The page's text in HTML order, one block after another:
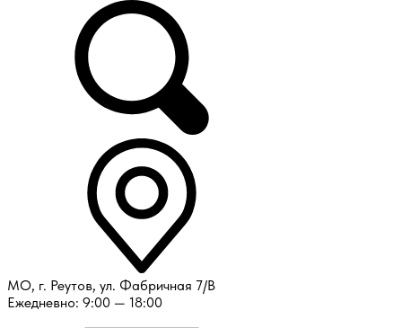
МО, г. Реутов, ул. Фабричная 7/В
Ежедневно: 9:00 — 18:00